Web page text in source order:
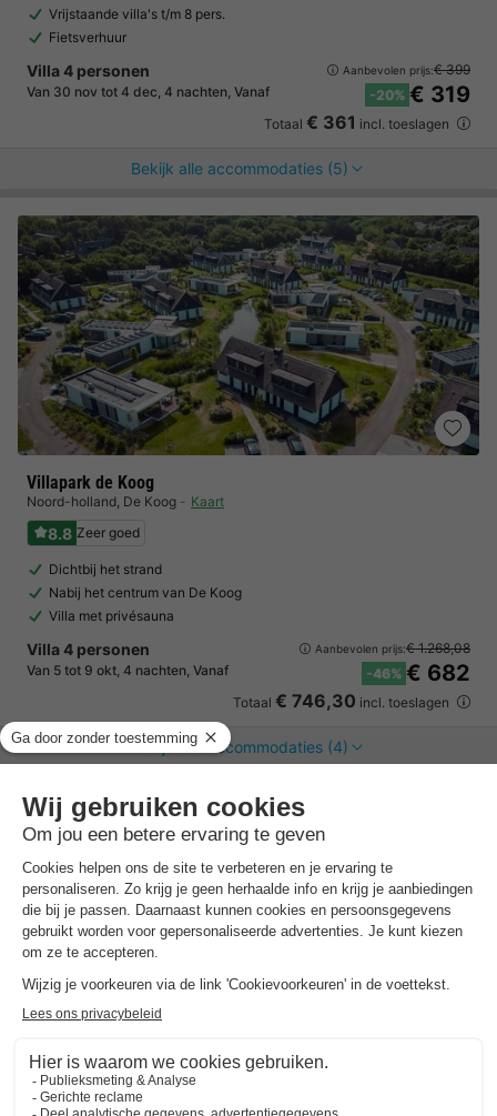
Vrijstaande villa's t/m 8 pers.
Fietsverhuur
Villa 4 personen
Van 30 nov tot 4 dec, 4 nachten, Vanaf
Aanbevolen prijs:€ 399
-20% € 319
Totaal € 361 incl. toeslagen
Bekijk alle accommodaties (5)
Villapark de Koog
Noord-holland, De Koog Kaart
8.8 Zeer goed
Dichtbij het strand
Nabij het centrum van De Koog
Villa met privésauna
Villa 4 personen
Van 5 tot 9 okt, 4 nachten, Vanaf
Aanbevolen prijs:€ 1.268,08
-46% € 682
Totaal € 746,30 incl. toeslagen
Bekijk alle accommodaties (4)
Texelcamping Loodsmansduin
Noord-holland,Den Hoorn
8.2 Zeer goed